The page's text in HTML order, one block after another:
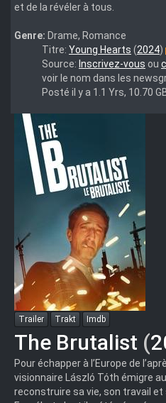
et de la révéler à tous.
Genre: Drame, Romance
bestseller-
Titre: Young Hearts (2024)
Source: Inscrivez-vous ou
voir le nom dans les
Posté il y a 1.1 Yrs, 10.70
Trailer Trakt Imdb
The Brutalist (
Pour échapper à l’Europe de
visionnaire László Tóth émigre
reconstruire sa vie, son travail